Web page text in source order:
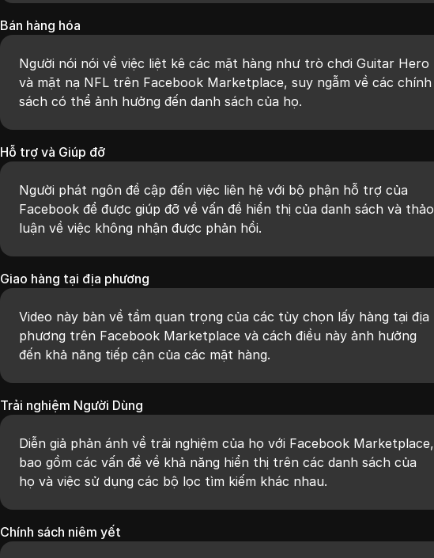
Bán hàng hóa
Người nói nói về việc liệt kê các mặt hàng như trò chơi Guitar Hero
và mặt nạ NFL trên Facebook Marketplace, suy ngẫm về các chính
sách có thể ảnh hưởng đến danh sách của họ.
Hỗ trợ và Giúp đỡ
Người phát ngôn đề cập đến việc liên hệ với bộ phận hỗ trợ của
Facebook để được giúp đỡ về vấn đề hiển thị của danh sách và thảo
luận về việc không nhận được phản hồi.
Giao hàng tại địa phương
Video này bàn về tầm quan trọng của các tùy chọn lấy hàng tại địa
phương trên Facebook Marketplace và cách điều này ảnh hưởng
đến khả năng tiếp cận của các mặt hàng.
Trải nghiệm Người Dùng
Diễn giả phản ánh về trải nghiệm của họ với Facebook Marketplace,
bao gồm các vấn đề về khả năng hiển thị trên các danh sách của
họ và việc sử dụng các bộ lọc tìm kiếm khác nhau.
Chính sách niêm yết